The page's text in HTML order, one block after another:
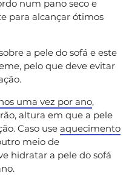
num pano seco e
para alcançar ótimos
a pele do sofá e este
pelo que deve evitar
uma vez por ano,
altura em que a pele
Caso use aquecimento
meio de
hidratar a pele do sofá